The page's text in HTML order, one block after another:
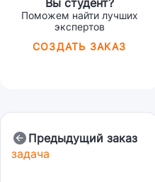
Вы студент?
Поможем найти лучших
экспертов
СОЗДАТЬ ЗАКАЗ
Предыдущий заказ
задача